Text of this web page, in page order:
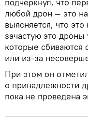
любой дрон — это
выясняется, что
зачастую это
которые сбиваются
или из-за
При этом он
о принадлежности
пока не проведена